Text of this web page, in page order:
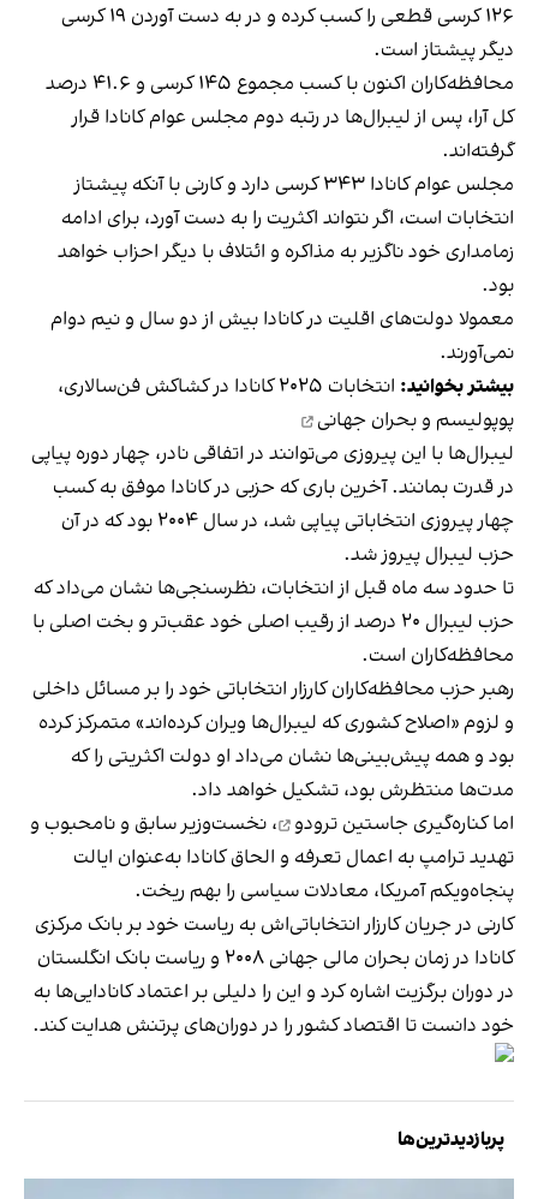
۱۲۶ کرسی قطعی را کسب کرده و در به دست آوردن ۱۹ کرسی
دیگر پیشتاز است.
محافظه‌کاران اکنون با کسب مجموع ۱۴۵ کرسی و ۴۱.۶ درصد
کل آرا، پس از لیبرال‌ها در رتبه دوم مجلس عوام کانادا قرار
گرفته‌اند.
مجلس عوام کانادا ۳۴۳ کرسی دارد و کارنی با آنکه پیشتاز
انتخابات است، اگر نتواند اکثریت را به دست آورد، برای ادامه
زمامداری خود ناگزیر به مذاکره و ائتلاف با دیگر احزاب خواهد
بود.
معمولا دولت‌های اقلیت در کانادا بیش از دو سال و نیم دوام
نمی‌آورند.
بیشتر بخوانید:
انتخابات ۲۰۲۵ کانادا در کشاکش فن‌سالاری،
پوپولیسم و بحران جهانی
لیبرال‌ها با این پیروزی می‌توانند در اتفاقی نادر، چهار دوره پیاپی
در قدرت بمانند. آخرین باری که حزبی در کانادا موفق به کسب
چهار پیروزی انتخاباتی پیاپی شد، در سال ۲۰۰۴ بود که در آن
حزب لیبرال پیروز شد.
تا حدود سه ماه قبل از انتخابات، نظرسنجی‌ها نشان می‌داد که
حزب لیبرال ۲۰ درصد از رقیب اصلی خود عقب‌تر و بخت اصلی با
محافظه‌کاران است.
رهبر حزب محافظه‌کاران کارزار انتخاباتی خود را بر مسائل داخلی
و لزوم «اصلاح کشوری که لیبرال‌ها ویران کرده‌اند» متمرکز کرده
بود و همه پیش‌بینی‌ها نشان می‌داد او دولت اکثریتی را که
مدت‌ها منتظرش بود، تشکیل خواهد داد.
اماکناره‌گیری جاستین ترودو
، نخست‌وزیر سابق و نامحبوب و
تهدید ترامپ به اعمال تعرفه و الحاق کانادا به‌عنوان ایالت
پنجاه‌ویکم آمریکا، معادلات سیاسی را بهم ریخت.
کارنی در جریان کارزار انتخاباتی‌اش به ریاست خود بر بانک مرکزی
کانادا در زمان بحران مالی جهانی ۲۰۰۸ و ریاست بانک انگلستان
در دوران برگزیت اشاره کرد و این را دلیلی بر اعتماد کانادایی‌ها به
خود دانست تا اقتصاد کشور را در دوران‌های پرتنش هدایت کند.
پربازدیدترین‌ها